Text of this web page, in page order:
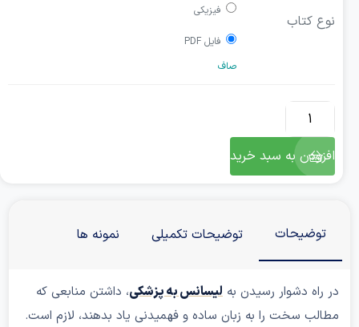
نوع کتاب
فیزیکی
فایل PDF
افزودن به سبد خرید
توضیحات توضیحات تکمیلی نمونه ها
در راه دشوار رسیدن بهلیسانس به پزشکی، داشتن منابعی که
مطالب سخت را به زبان ساده و فهمیدنی یاد بدهند، لازم است.